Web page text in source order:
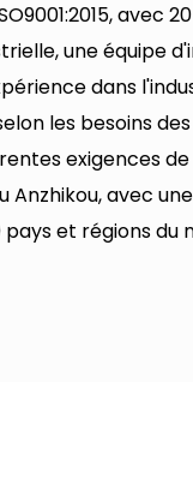
avec
une équipe
dans
les besoins
exigences
Anzhikou, avec
et régions du